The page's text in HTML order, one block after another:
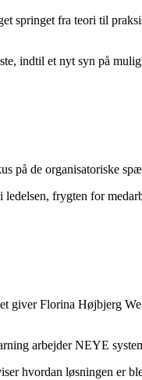
springet fra teori til
indtil et nyt syn på
de organisatoriske
frygten for
Florina Højbjerg
arbejder NEYE
hvordan løsningen er